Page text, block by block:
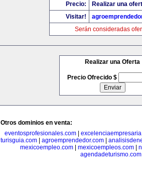
Precio:
Realizar una
Visitar!
Serán consideradas
Realizar una Oferta
Precio Ofrecido $
Otros dominios en venta:
eventosprofesionales.com
turisguia.com
agroemprendedor.com
mexicoempleo.com
mexicoempleos.com
agendadeturismo.com